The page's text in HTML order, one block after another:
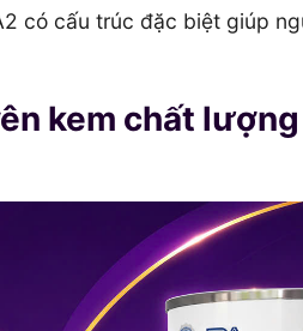
có cấu trúc đặc biệt giúp
kem chất